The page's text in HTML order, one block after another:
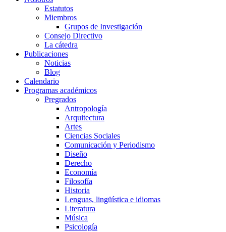
Estatutos
Miembros
Grupos de Investigación
Consejo Directivo
La cátedra
Publicaciones
Noticias
Blog
Calendario
Programas académicos
Pregrados
Antropología
Arquitectura
Artes
Ciencias Sociales
Comunicación y Periodismo
Diseño
Derecho
Economía
Filosofía
Historia
Lenguas, lingüística e idiomas
Literatura
Música
Psicología